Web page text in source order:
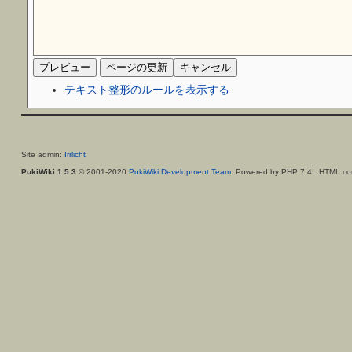
テキスト整形のルールを表示する
Site admin: Irrlicht
PukiWiki 1.5.3 © 2001-2020 PukiWiki Development Team. Powered by PHP 7.4 : HTML